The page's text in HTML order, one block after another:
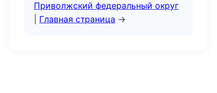
Приволжский федеральный округ
Главная страница →